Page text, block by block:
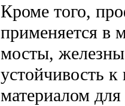
Кроме того,
применяется в
мосты,
устойчивость
материалом